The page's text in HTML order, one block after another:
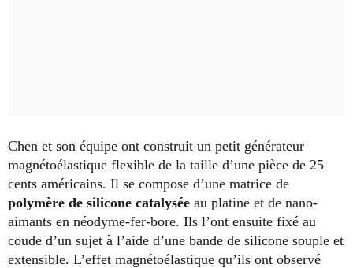
Chen et son équipe ont construit un petit générateur
magnétoélastique flexible de la taille d’une pièce de 25
cents américains. Il se compose d’une matrice de
polymère de silicone catalysée au platine et de nano-
aimants en néodyme-fer-bore. Ils l’ont ensuite fixé au
coude d’un sujet à l’aide d’une bande de silicone souple et
extensible. L’effet magnétoélastique qu’ils ont observé